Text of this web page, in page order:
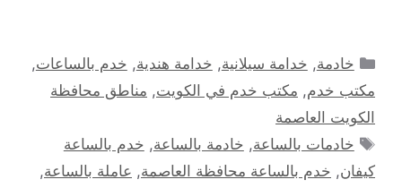
التصنيفات
خادمة, خدامة سيلانية, خدامة هندية, خدم بالساعات,
مكتب خدم, مكتب خدم في الكويت, مناطق محافظة
الكويت العاصمة
الوسوم
خادمات بالساعة, خادمة بالساعة, خدم بالساعة
كيفان, خدم بالساعة محافظة العاصمة, عاملة بالساعة,